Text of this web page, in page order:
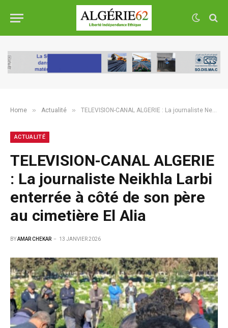
Home » Actualité » TELEVISION-CANAL ALGERIE : La journaliste Neikhla Larbi enterrée à côté de son père au cimetière El Alia
ACTUALITÉ
TELEVISION-CANAL ALGERIE
: La journaliste Neikhla Larbi
enterrée à côté de son père
au cimetière El Alia
BYAMAR CHEKAR 13 JANVIER 2026